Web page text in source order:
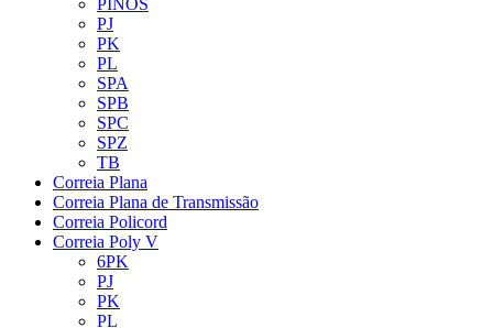
PINOS
PJ
PK
PL
SPA
SPB
SPC
SPZ
TB
Correia Plana
Correia Plana de Transmissão
Correia Policord
Correia Poly V
6PK
PJ
PK
PL